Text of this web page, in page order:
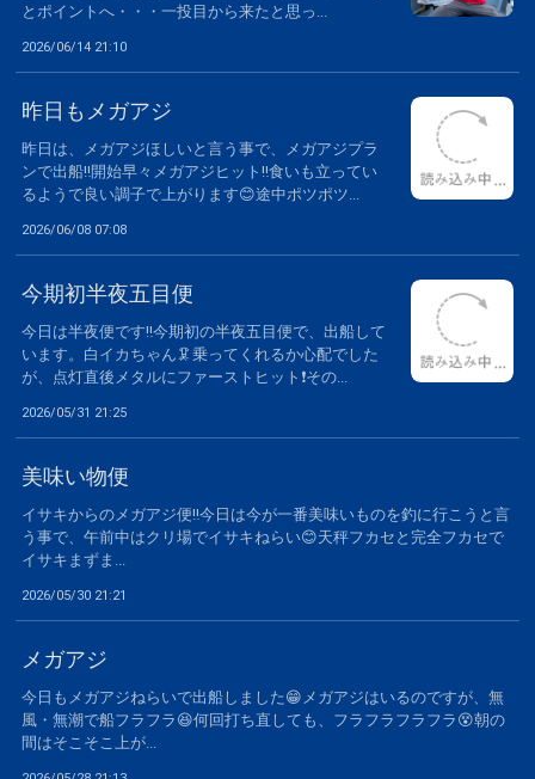
とポイントへ・・・一投目から来たと思っ...
2026/06/14 21:10
昨日もメガアジ
昨日は、メガアジほしいと言う事で、メガアジプラ
ンで出船‼️開始早々メガアジヒット‼️食いも立ってい
るようで良い調子で上がります😊途中ポツポツ...
2026/06/08 07:08
今期初半夜五目便
今日は半夜便です‼️今期初の半夜五目便で、出船して
います。白イカちゃん🦑乗ってくれるか心配でした
が、点灯直後メタルにファーストヒット❗️その...
2026/05/31 21:25
美味い物便
イサキからのメガアジ便‼️今日は今が一番美味いものを釣に行こうと言
う事で、午前中はクリ場でイサキねらい😊天秤フカセと完全フカセで
イサキまずま...
2026/05/30 21:21
メガアジ
今日もメガアジねらいで出船しました😁メガアジはいるのですが、無
風・無潮で船フラフラ😆何回打ち直しても、フラフラフラフラ😵朝の
間はそこそこ上が...